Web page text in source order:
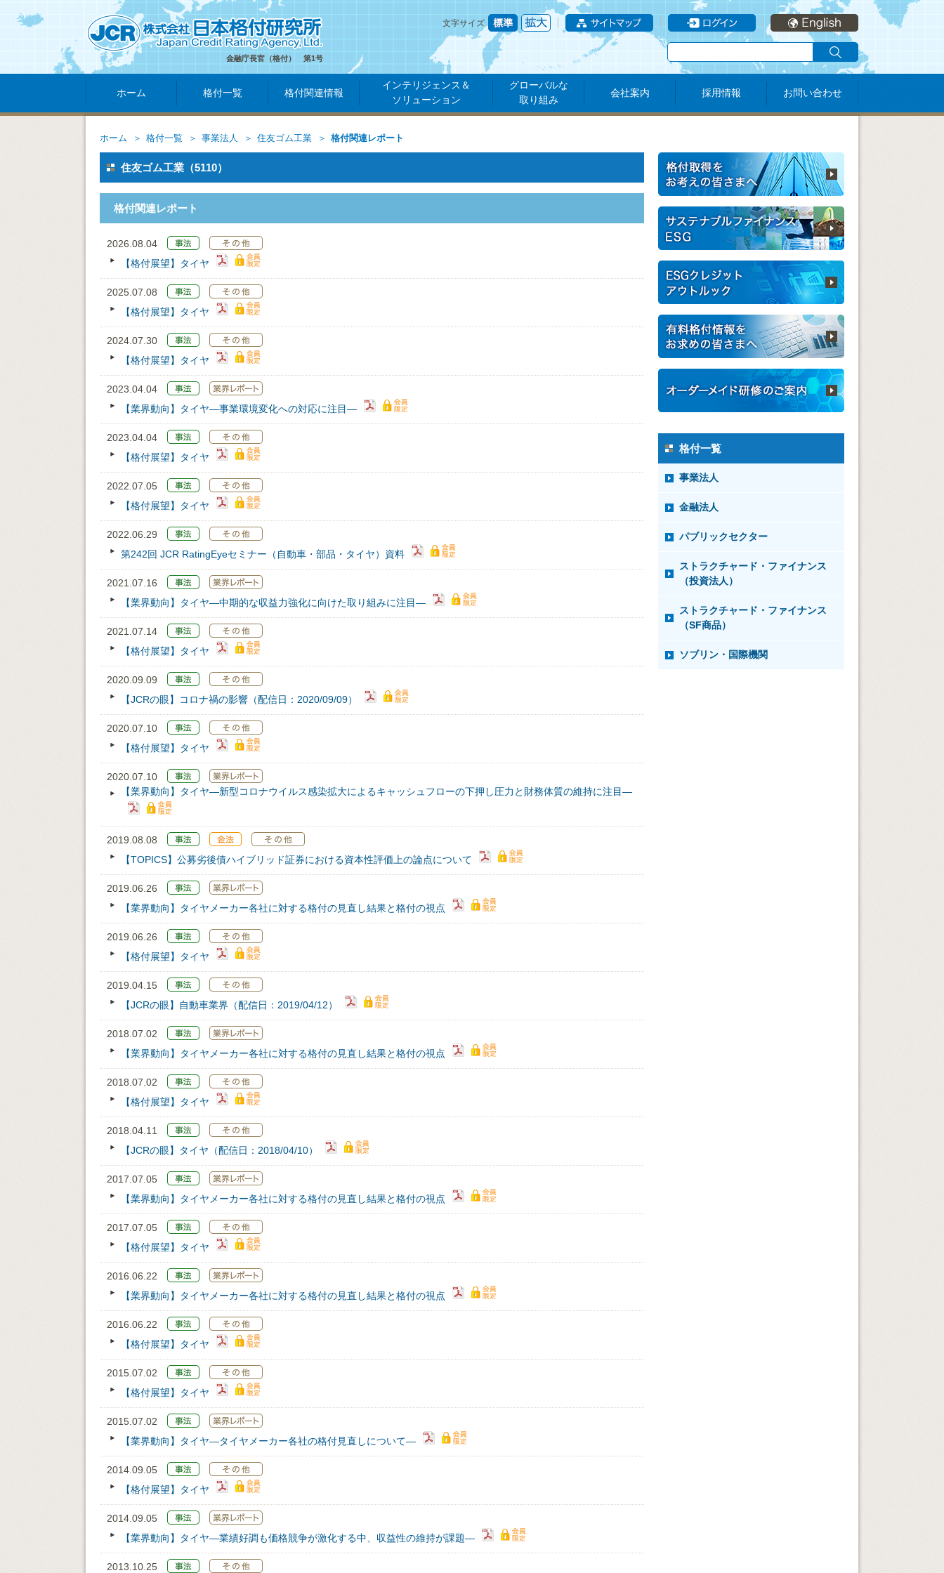
金融庁長官（格付） 第1号
文字サイズ
ホーム 格付一覧 格付関連情報
インテリジェンス＆
ソリューション
グローバルな
取り組み
会社案内 採用情報 お問い合わせ
ホーム 格付一覧 事業法人 住友ゴム工業 格付関連レポート
住友ゴム工業（5110）
格付関連レポート
2026.08.04
【格付展望】タイヤ
2025.07.08
【格付展望】タイヤ
2024.07.30
【格付展望】タイヤ
2023.04.04
【業界動向】タイヤ—事業環境変化への対応に注目―
2023.04.04
【格付展望】タイヤ
2022.07.05
【格付展望】タイヤ
2022.06.29
第242回 JCR RatingEyeセミナー（自動車・部品・タイヤ）資料
2021.07.16
【業界動向】タイヤ―中期的な収益力強化に向けた取り組みに注目―
2021.07.14
【格付展望】タイヤ
2020.09.09
【JCRの眼】コロナ禍の影響（配信日：2020/09/09）
2020.07.10
【格付展望】タイヤ
2020.07.10
【業界動向】タイヤ―新型コロナウイルス感染拡大によるキャッシュフローの下押し圧力と財務体質の維持に注目―
2019.08.08
【TOPICS】公募劣後債ハイブリッド証券における資本性評価上の論点について
2019.06.26
【業界動向】タイヤメーカー各社に対する格付の見直し結果と格付の視点
2019.06.26
【格付展望】タイヤ
2019.04.15
【JCRの眼】自動車業界（配信日：2019/04/12）
2018.07.02
【業界動向】タイヤメーカー各社に対する格付の見直し結果と格付の視点
2018.07.02
【格付展望】タイヤ
2018.04.11
【JCRの眼】タイヤ（配信日：2018/04/10）
2017.07.05
【業界動向】タイヤメーカー各社に対する格付の見直し結果と格付の視点
2017.07.05
【格付展望】タイヤ
2016.06.22
【業界動向】タイヤメーカー各社に対する格付の見直し結果と格付の視点
2016.06.22
【格付展望】タイヤ
2015.07.02
【格付展望】タイヤ
2015.07.02
【業界動向】タイヤ―タイヤメーカー各社の格付見直しについて―
2014.09.05
【格付展望】タイヤ
2014.09.05
【業界動向】タイヤ―業績好調も価格競争が激化する中、収益性の維持が課題―
2013.10.25
格付一覧
事業法人
金融法人
パブリックセクター
ストラクチャード・ファイナンス
（投資法人）
ストラクチャード・ファイナンス
（SF商品）
ソブリン・国際機関